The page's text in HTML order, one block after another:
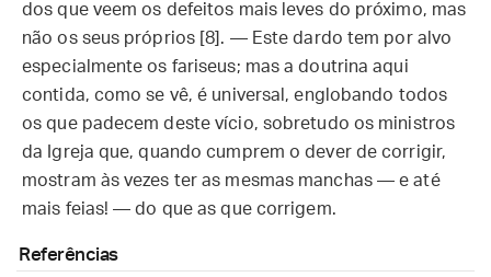
dos que veem os defeitos mais leves do próximo, mas
não os seus próprios [8]. — Este dardo tem por alvo
especialmente os fariseus; mas a doutrina aqui
contida, como se vê, é universal, englobando todos
os que padecem deste vício, sobretudo os ministros
da Igreja que, quando cumprem o dever de corrigir,
mostram às vezes ter as mesmas manchas — e até
mais feias! — do que as que corrigem.
Referências